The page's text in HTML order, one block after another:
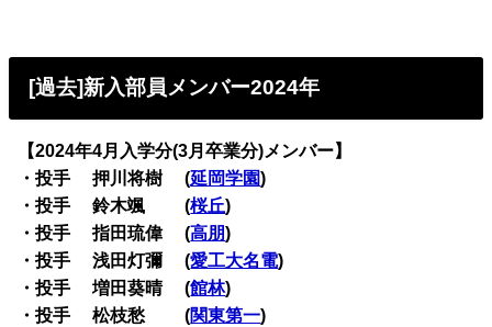
[過去]新入部員メンバー2024年
【2024年4月入学分(3月卒業分)メンバー】
・投手 押川将樹 (延岡学園)
・投手 鈴木颯 (桜丘)
・投手 指田琉偉 (高朋)
・投手 浅田灯彌 (愛工大名電)
・投手 増田葵晴 (館林)
・投手 松枝愁 (関東第一)